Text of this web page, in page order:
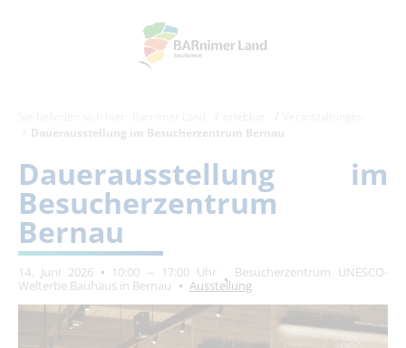
Dauerausstellung im Besucherzentrum Bernau
Dauerausstellung im
Besucherzentrum
Bernau
14. Juni 2026 10:00 – 17:00 Uhr
Besucherzentrum UNESCO-
Welterbe Bauhaus in Bernau
Ausstellung